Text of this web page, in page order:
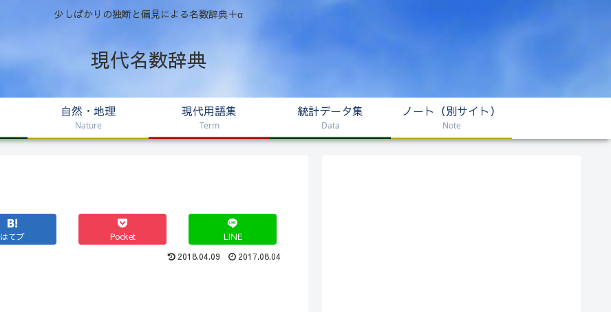
少しばかりの独断と偏見による名数辞典＋α
現代名数辞典
自然・地理
Nature
現代用語集
Term
統計データ集
Data
ノート（別サイト）
Note
はてブ Pocket LINE
2018.04.09 2017.08.04